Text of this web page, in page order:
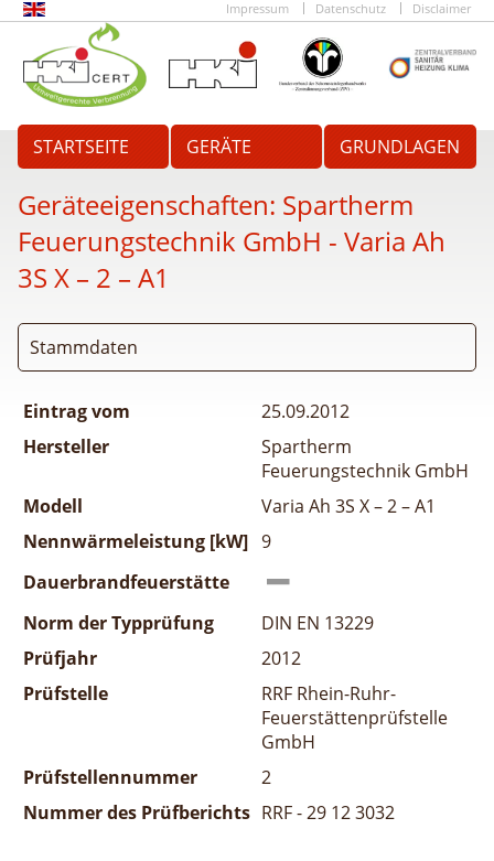
Impressum Datenschutz Disclaimer
STARTSEITE GERÄTE GRUNDLAGEN
Geräteeigenschaften: Spartherm
Feuerungstechnik GmbH - Varia Ah
3S X – 2 – A1
Stammdaten
Eintrag vom
25.09.2012
Hersteller
Spartherm
Feuerungstechnik GmbH
Modell
Varia Ah 3S X – 2 – A1
Nennwärmeleistung [kW] 9
Dauerbrandfeuerstätte
Norm der Typprüfung
DIN EN 13229
Prüfjahr
2012
Prüfstelle
RRF Rhein-Ruhr-
Feuerstättenprüfstelle
GmbH
Prüfstellennummer
2
Nummer des Prüfberichts RRF - 29 12 3032